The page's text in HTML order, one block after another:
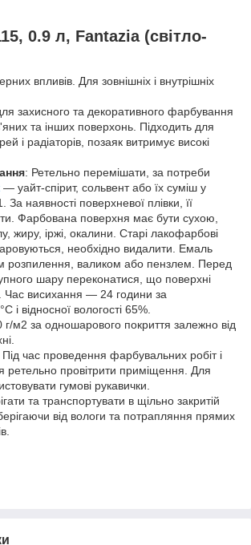
0.9 л, Fantazia (світло-
впливів. Для зовнішніх і внутрішніх
захисного та декоративного фарбування
та інших поверхонь. Підходить для
і радіаторів, позаяк витримує високі
: Ретельно перемішати, за потреби
— уайт-спірит, сольвент або їх суміш у
За наявності поверхневої плівки, її
Фарбована поверхня має бути сухою,
жиру, іржі, окалини. Старі лакофарбові
необхідно видалити. Емаль
розпилення, валиком або пензлем. Перед
шару переконатися, що поверхні
Час висихання — 24 години за
і відносної вологості 65%.
г/м2 за одношарового покриття залежно від
Під час проведення фарбувальних робіт і
ретельно провітрити приміщення. Для
гумові рукавички.
та транспортувати в щільно закритій
від вологи та потрапляння прямих